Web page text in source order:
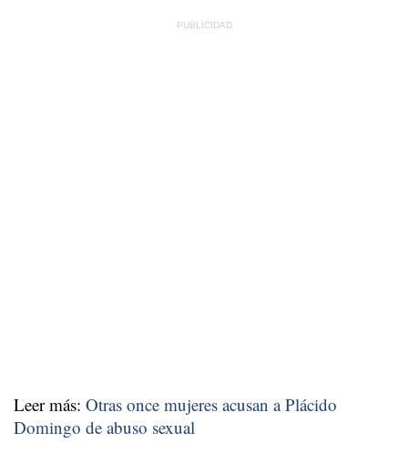
Leer más: Otras once mujeres acusan a Plácido
Domingo de abuso sexual